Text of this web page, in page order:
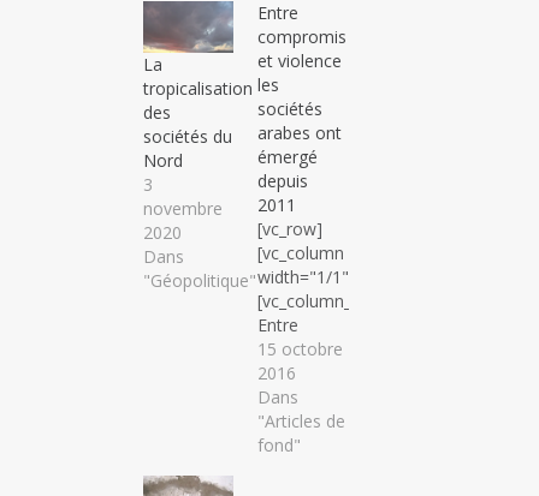
La
tropicalisation
des
sociétés du
Nord
3
novembre
2020
Dans
"Géopolitique"
Entre
compromis
et violence
les
sociétés
arabes ont
émergé
depuis
2011
[vc_row]
[vc_column
width="1/1"]
[vc_column_text]
Entre
compromis
et violence
les
sociétés
arabes ont
15 octobre
2016
Dans
"Articles de
fond"